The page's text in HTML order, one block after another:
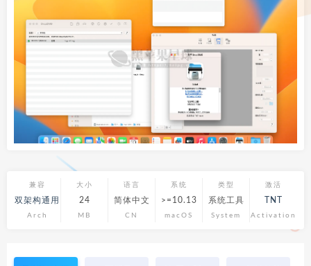
兼容
双架构通用
Arch
大小
24
MB
语言
简体中文
CN
系统
>=10.13
macOS
类型
系统工具
System
激活
TNT
Activation